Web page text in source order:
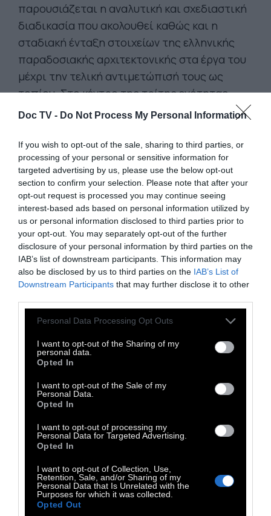
Doc TV - Do Not Process My Personal Information
If you wish to opt-out of the sale, sharing to third parties, or
processing of your personal or sensitive information for
targeted advertising by us, please use the below opt-out
section to confirm your selection. Please note that after your
opt-out request is processed you may continue seeing
interest-based ads based on personal information utilized by
us or personal information disclosed to third parties prior to
your opt-out. You may separately opt-out of the further
disclosure of your personal information by third parties on the
IAB’s list of downstream participants. This information may
also be disclosed by us to third parties on the IAB’s List of
Downstream Participants that may further disclose it to other
Personal Data Processing Opt Outs
I want to opt-out of the Sharing of my
personal data.
Opted In
I want to opt-out of the Sale of my
Personal Data.
Opted In
I want to opt-out of processing my
Personal Data for Targeted Advertising.
Opted In
I want to opt-out of Collection, Use,
Retention, Sale, and/or Sharing of my
Personal Data that Is Unrelated with the
Purposes for which it was collected.
Opted Out
παρουσιάζεται η αναλυτική και σχεδιαστική
διαδικασία που ακολουθεί καθώς και η
σταδιακή ένταξη στοιχείων της ελληνικής
παραδοσιακής αρχιτεκτονικής στα έργα του
μέχρι την τελική αντιμετώπισή τους ως
τοπίου. Στο κέντρο της τρίτης ενότητας
δεσπόζει μια μακέτα, μια τρισδιάστατη
του Φιλοπάππου, όπου φαίνεται η
μορφολογική επέμβαση του Πικιώνη στο
σύνολό της.
«Ο Πικιώνης είναι ένας από
τους σύγχρονους
φωτοδότες, του οποίου το
λαμπρό έργο μάς
επιστρέφει σε έναν φωτεινό
κόσμο»
Γράφει ο Kenneth Frampton σε ένα
απόσπασμα που δημοσιεύτηκε στον τόμο
Dimitris Pikionis, Architect 1887­–1968: A
Sentimental Topography(Λονδίνο:
επισκέφθηκα πρώτη φορά την Ακρόπολη το
1959 βρέθηκα σχεδόν τυχαία να περπατώ
στον παρακείμενο λόφο του Φιλοπάππου και